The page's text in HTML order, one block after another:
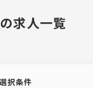
求人一覧
択条件